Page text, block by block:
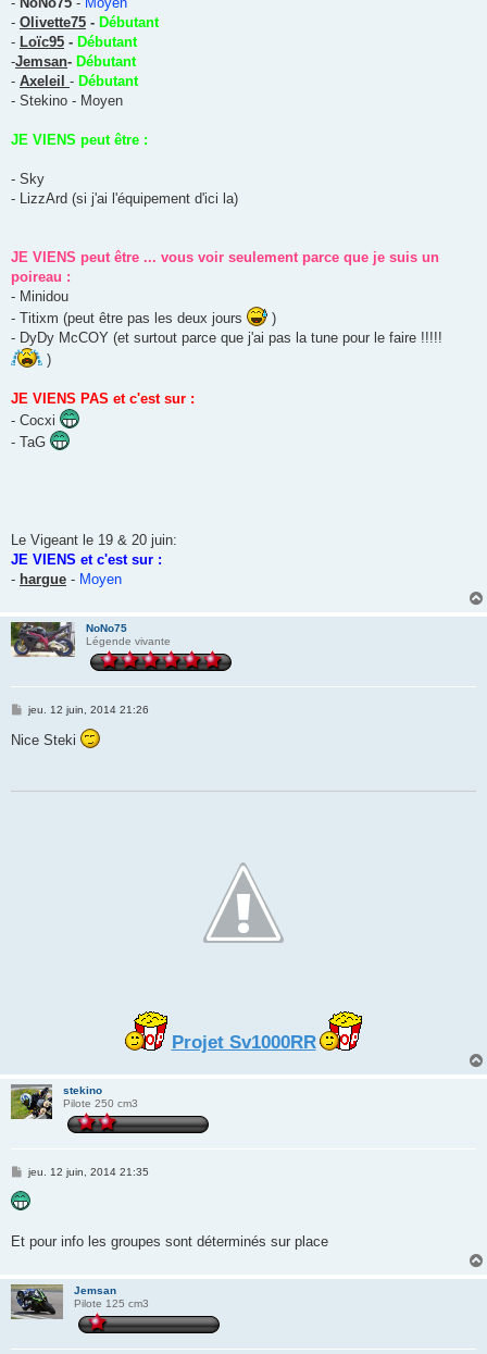
- Olivette75 - Débutant
- Loïc95 - Débutant
-Jemsan- Débutant
- Axeleil - Débutant
- Stekino - Moyen
JE VIENS peut être :
- Sky
- LizzArd (si j'ai l'équipement d'ici la)
JE VIENS peut être ... vous voir seulement parce que je suis un
poireau :
- Minidou
- Titixm (peut être pas les deux jours
)
- DyDy McCOY (et surtout parce que j'ai pas la tune pour le faire !!!!!
)
JE VIENS PAS et c'est sur :
- Cocxi
- TaG
Le Vigeant le 19 & 20 juin:
JE VIENS et c'est sur :
- hargue - Moyen
NoNo75
Légende vivante
M
s
jeu. 12 juin, 2014 21:26
Nice Steki
Projet Sv1000RR
stekino
Pilote 250 cm3
M
s
s
g
e
jeu. 12 juin, 2014 21:35
Et pour info les groupes sont déterminés sur place
Jemsan
Pilote 125 cm3